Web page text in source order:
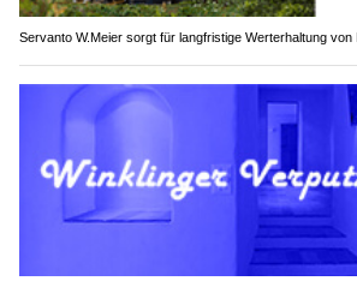
Servanto W.Meier sorgt für langfristige Werterhaltung von